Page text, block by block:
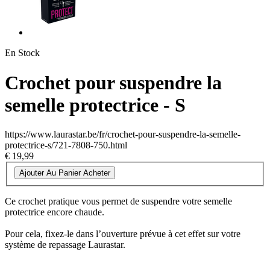
En Stock
Crochet pour suspendre la
semelle protectrice - S
https://www.laurastar.be/fr/crochet-pour-suspendre-la-semelle-
protectrice-s/721-7808-750.html
€ 19,99
Ajouter Au Panier Acheter
Ce crochet pratique vous permet de suspendre votre semelle
protectrice encore chaude.
Pour cela, fixez-le dans l’ouverture prévue à cet effet sur votre
système de repassage Laurastar.